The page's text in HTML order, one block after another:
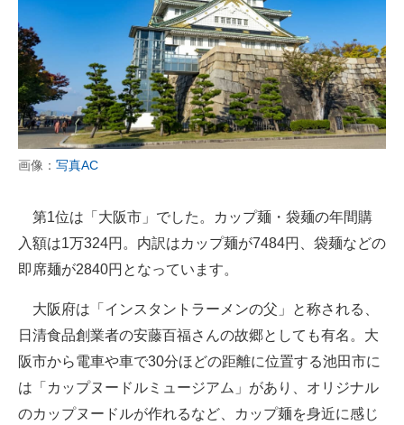
画像： 写真AC
第1位は「大阪市」でした。カップ麺・袋麺の年間購
入額は1万324円。内訳はカップ麺が7484円、袋麺などの
即席麺が2840円となっています。
大阪府は「インスタントラーメンの父」と称される、
日清食品創業者の安藤百福さんの故郷としても有名。大
阪市から電車や車で30分ほどの距離に位置する池田市に
は「カップヌードルミュージアム」があり、オリジナル
のカップヌードルが作れるなど、カップ麺を身近に感じ